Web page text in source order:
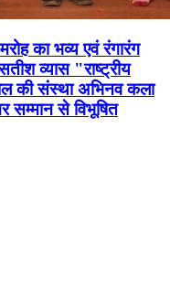
का भव्य एवं रंगारंग
व्यास "राष्ट्रीय
की संस्था अभिनव कला
सम्मान से विभूषित